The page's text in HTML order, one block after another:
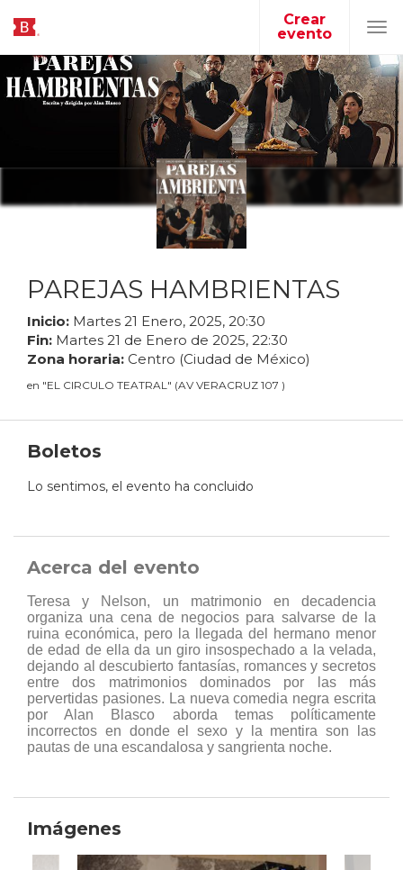
Crear
evento
PAREJAS HAMBRIENTAS
Inicio: Martes 21 Enero, 2025, 20:30
Fin: Martes 21 de Enero de 2025, 22:30
Zona horaria: Centro (Ciudad de México)
en "EL CIRCULO TEATRAL" (AV VERACRUZ 107 )
Boletos
Lo sentimos, el evento ha concluido
Acerca del evento
Teresa y Nelson, un matrimonio en decadencia
organiza una cena de negocios para salvarse de la
ruina económica, pero la llegada del hermano menor
de edad de ella da un giro insospechado a la velada,
dejando al descubierto fantasías, romances y secretos
entre dos matrimonios dominados por las más
pervertidas pasiones. La nueva comedia negra escrita
por Alan Blasco aborda temas políticamente
incorrectos en donde el sexo y la mentira son las
pautas de una escandalosa y sangrienta noche.
Imágenes